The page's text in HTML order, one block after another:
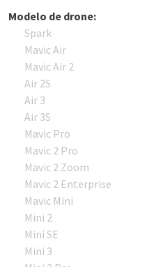
Modelo de drone:
Spark
Mavic Air
Mavic Air 2
Air 2S
Air 3
Air 3S
Mavic Pro
Mavic 2 Pro
Mavic 2 Zoom
Mavic 2 Enterprise
Mavic Mini
Mini 2
Mini SE
Mini 3